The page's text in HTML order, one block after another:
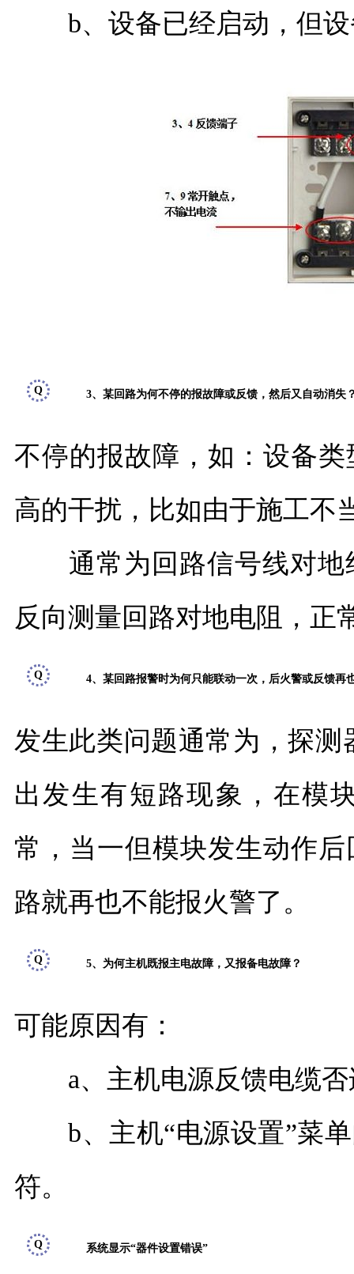
b、设备已经启动，但设
Q 3、某回路为何不停的报故障或反馈，然后又自动消失
不停的报故障，如：设备
高的干扰，比如由于施工不
通常为回路信号线对地
反向测量回路对地电阻，正
Q 4、某回路报警时为何只能联动一次，后火警或反馈再
发生此类问题通常为，探
出发生有短路现象，在模
常，当一但模块发生动作
路就再也不能报火警了。
Q 5、为何主机既报主电故障，又报备电故障？
可能原因有：
a、主机电源反馈电缆否
b、主机“电源设置”菜单
符。
Q 系统显示“器件设置错误”